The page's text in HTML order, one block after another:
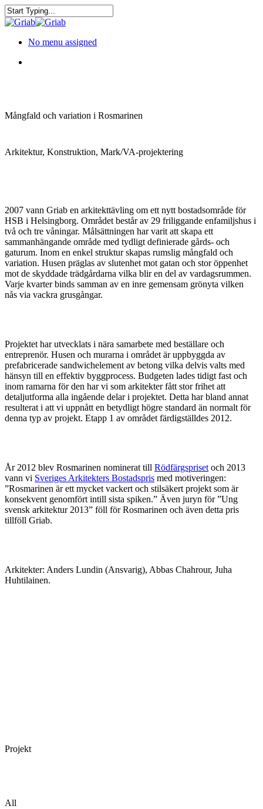
No menu assigned
Mångfald och variation i Rosmarinen
Arkitektur, Konstruktion, Mark/VA-projektering
2007 vann Griab en arkitekttävling om ett nytt bostadsområde för
HSB i Helsingborg. Området består av 29 friliggande enfamiljshus i
två och tre våningar. Målsättningen har varit att skapa ett
sammanhängande område med tydligt definierade gårds- och
gaturum. Inom en enkel struktur skapas rumslig mångfald och
variation. Husen präglas av slutenhet mot gatan och stor öppenhet
mot de skyddade trädgårdarna vilka blir en del av vardagsrummen.
Varje kvarter binds samman av en inre gemensam grönyta vilken
nås via vackra grusgångar.
Projektet har utvecklats i nära samarbete med beställare och
entreprenör. Husen och murarna i området är uppbyggda av
prefabricerade sandwichelement av betong vilka delvis valts med
hänsyn till en effektiv byggprocess. Budgeten lades tidigt fast och
inom ramarna för den har vi som arkitekter fått stor frihet att
detaljutforma alla ingående delar i projektet. Detta har bland annat
resulterat i att vi uppnått en betydligt högre standard än normalt för
denna typ av projekt. Etapp 1 av området färdigställdes 2012.
År 2012 blev Rosmarinen nominerat tillRödfärgspriset och 2013
vann vi Sveriges Arkitekters Bostadspris med motiveringen:
”Rosmarinen är ett mycket vackert och stilsäkert projekt som är
konsekvent genomfört intill sista spiken.” Även juryn för ”Ung
svensk arkitektur 2013” föll för Rosmarinen och även detta pris
tillföll Griab.
Arkitekter: Anders Lundin (Ansvarig), Abbas Chahrour, Juha
Huhtilainen.
Projekt
All